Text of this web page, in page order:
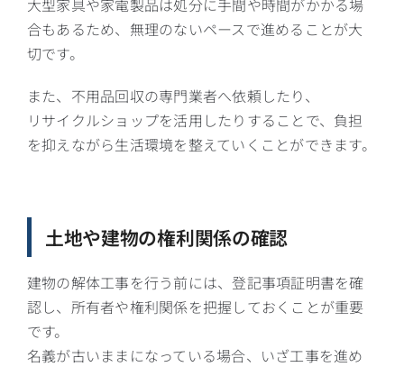
大型家具や家電製品は処分に手間や時間がかかる場
合もあるため、無理のないペースで進めることが大
切です。
また、不用品回収の専門業者へ依頼したり、
リサイクルショップを活用したりすることで、負担
を抑えながら生活環境を整えていくことができます。
土地や建物の権利関係の確認
建物の解体工事を行う前には、登記事項証明書を確
認し、所有者や権利関係を把握しておくことが重要
です。
名義が古いままになっている場合、いざ工事を進め